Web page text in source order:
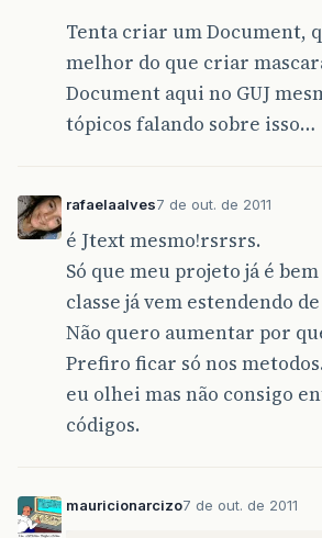
Tenta criar um Document,
melhor do que criar
Document aqui no GUJ
tópicos falando sobre isso…
rafaelaalves7 de out. de 2011
é Jtext mesmo!rsrsrs.
Só que meu projeto já é
classe já vem estendendo
Não quero aumentar por
Prefiro ficar só nos
eu olhei mas não consigo
códigos.
mauricionarcizo7 de out. de 2011